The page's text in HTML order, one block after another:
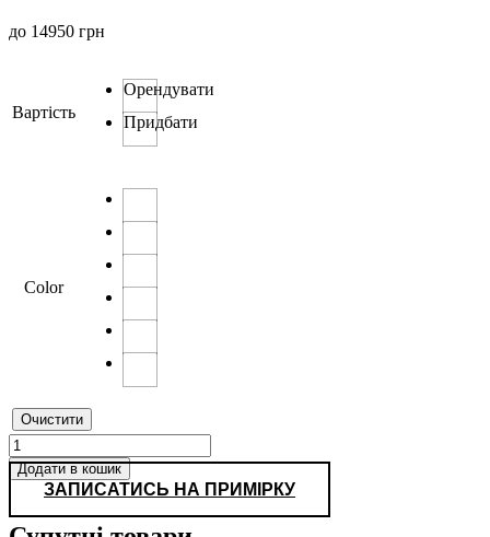
до 14950 грн
Вартість
Орендувати
Придбати
Color
Очистити
0345
кількість
Додати в кошик
ЗАПИСАТИСЬ НА ПРИМІРКУ